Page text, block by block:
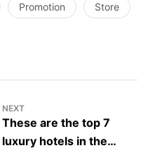
Promotion Store
NEXT
These are the top 7
luxury hotels in the